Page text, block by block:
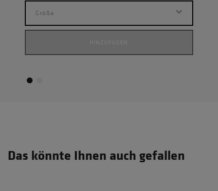
Größe
HINZUFÜGEN
Das könnte Ihnen auch gefallen